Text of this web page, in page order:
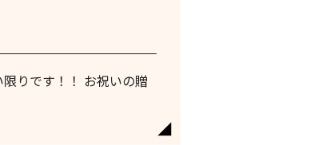
りです！！ お祝いの贈